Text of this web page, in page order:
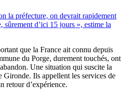
la préfecture, on devrait rapidement
sûrement d’ici 15 jours », estime la
que la France ait connu depuis
du Porge, durement touchés, ont
Une situation qui suscite la
Gironde. Ils appellent les services de
retour d’expérience.